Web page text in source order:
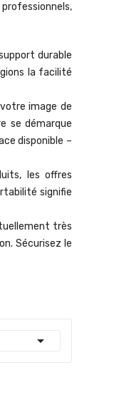
durable
la facilité
votre image de
se démarque
disponible –
les offres
signifie
très
Sécurisez le
